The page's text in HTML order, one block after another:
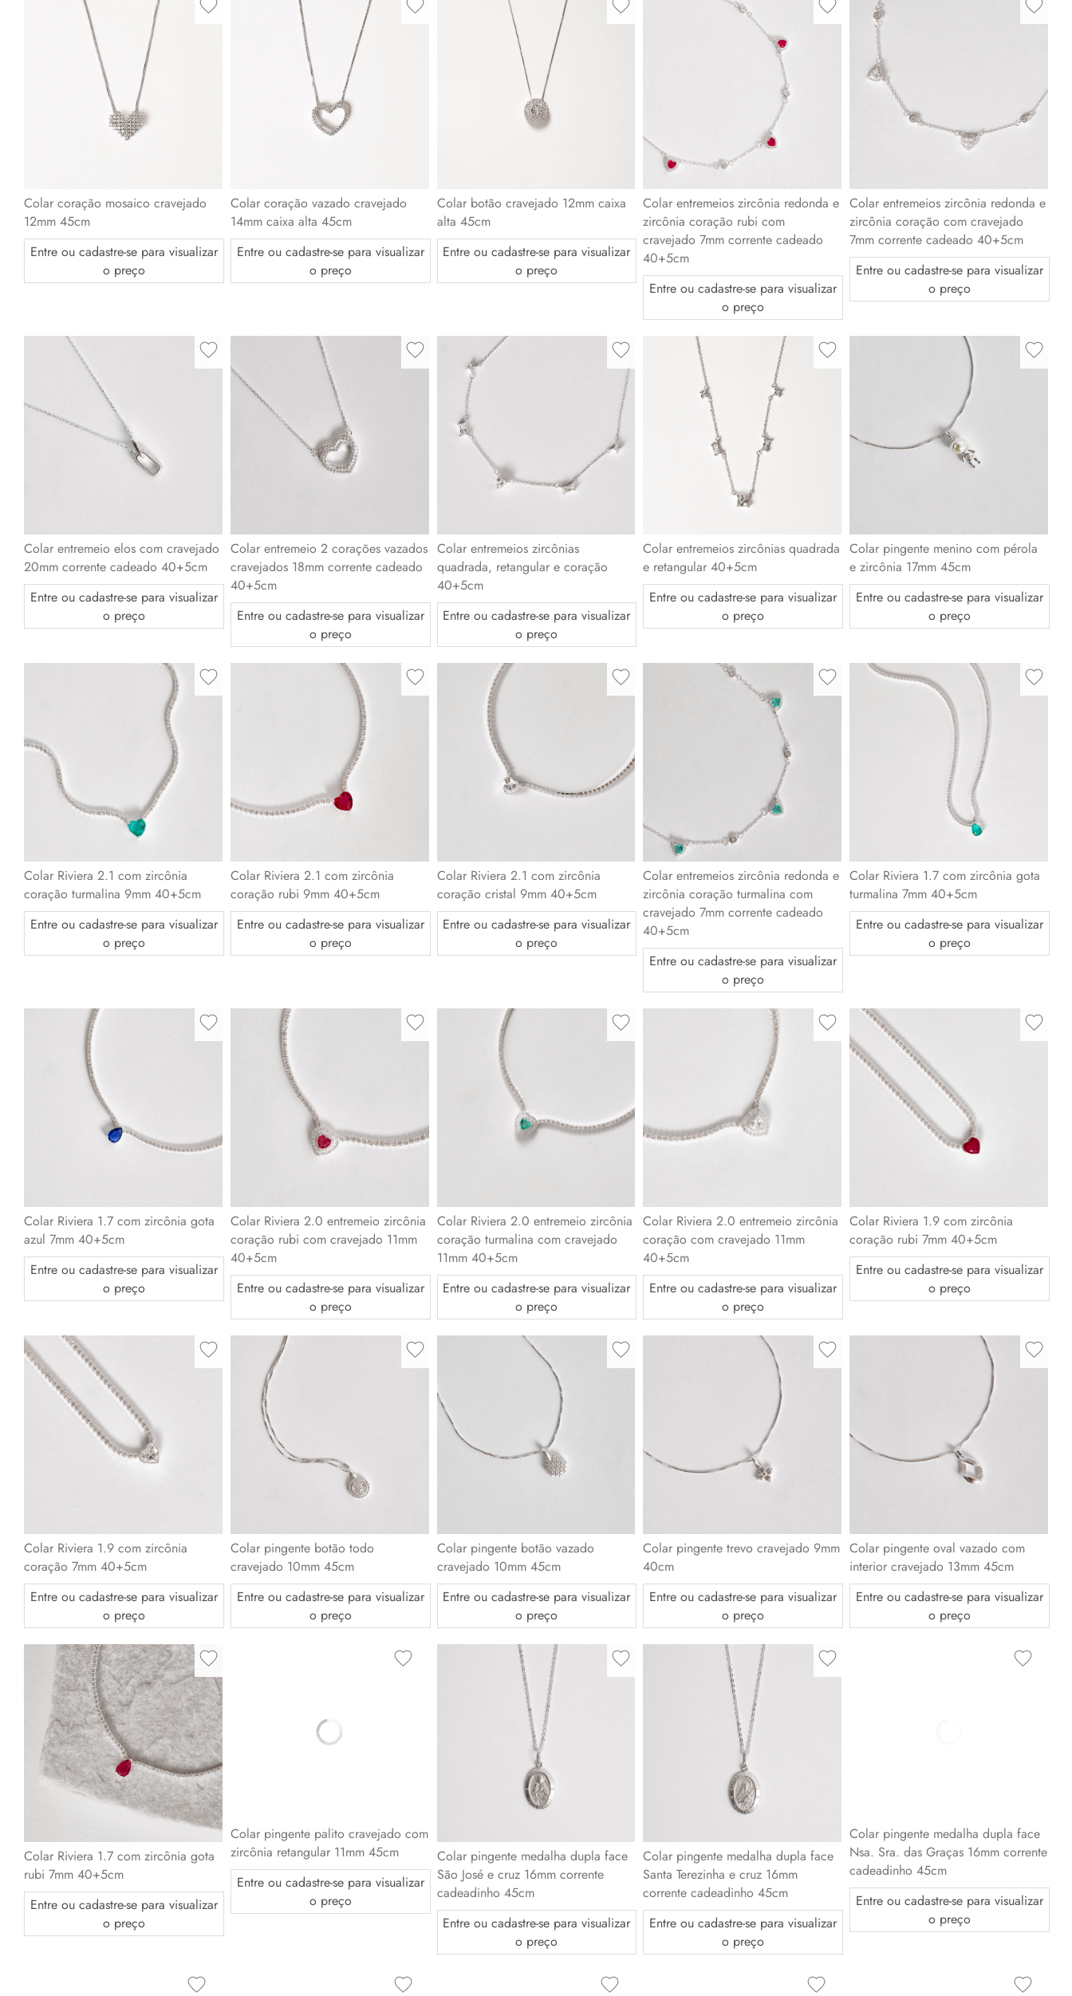
Colar coração mosaico cravejado
12mm 45cm
Entre ou cadastre-se para visualizar
o preço
Colar coração vazado cravejado
14mm caixa alta 45cm
Entre ou cadastre-se para visualizar
o preço
Colar botão cravejado 12mm caixa
alta 45cm
Entre ou cadastre-se para visualizar
o preço
Colar entremeios zircônia redonda e
zircônia coração rubi com
cravejado 7mm corrente cadeado
40+5cm
Entre ou cadastre-se para visualizar
o preço
Colar entremeios zircônia redonda e
zircônia coração com cravejado
7mm corrente cadeado 40+5cm
Entre ou cadastre-se para visualizar
o preço
Colar entremeio elos com cravejado
20mm corrente cadeado 40+5cm
Entre ou cadastre-se para visualizar
o preço
Colar entremeio 2 corações vazados
cravejados 18mm corrente cadeado
40+5cm
Entre ou cadastre-se para visualizar
o preço
Colar entremeios zircônias
quadrada, retangular e coração
40+5cm
Entre ou cadastre-se para visualizar
o preço
Colar entremeios zircônias quadrada
e retangular 40+5cm
Entre ou cadastre-se para visualizar
o preço
Colar pingente menino com pérola
e zircônia 17mm 45cm
Entre ou cadastre-se para visualizar
o preço
Colar Riviera 2.1 com zircônia
coração turmalina 9mm 40+5cm
Entre ou cadastre-se para visualizar
o preço
Colar Riviera 2.1 com zircônia
coração rubi 9mm 40+5cm
Entre ou cadastre-se para visualizar
o preço
Colar Riviera 2.1 com zircônia
coração cristal 9mm 40+5cm
Entre ou cadastre-se para visualizar
o preço
Colar entremeios zircônia redonda e
zircônia coração turmalina com
cravejado 7mm corrente cadeado
40+5cm
Entre ou cadastre-se para visualizar
o preço
Colar Riviera 1.7 com zircônia gota
turmalina 7mm 40+5cm
Entre ou cadastre-se para visualizar
o preço
Colar Riviera 1.7 com zircônia gota
azul 7mm 40+5cm
Entre ou cadastre-se para visualizar
o preço
Colar Riviera 2.0 entremeio zircônia
coração rubi com cravejado 11mm
40+5cm
Entre ou cadastre-se para visualizar
o preço
Colar Riviera 2.0 entremeio zircônia
coração turmalina com cravejado
11mm 40+5cm
Entre ou cadastre-se para visualizar
o preço
Colar Riviera 2.0 entremeio zircônia
coração com cravejado 11mm
40+5cm
Entre ou cadastre-se para visualizar
o preço
Colar Riviera 1.9 com zircônia
coração rubi 7mm 40+5cm
Entre ou cadastre-se para visualizar
o preço
Colar Riviera 1.9 com zircônia
coração 7mm 40+5cm
Entre ou cadastre-se para visualizar
o preço
Colar pingente botão todo
cravejado 10mm 45cm
Entre ou cadastre-se para visualizar
o preço
Colar pingente botão vazado
cravejado 10mm 45cm
Entre ou cadastre-se para visualizar
o preço
Colar pingente trevo cravejado 9mm
40cm
Entre ou cadastre-se para visualizar
o preço
Colar pingente oval vazado com
interior cravejado 13mm 45cm
Entre ou cadastre-se para visualizar
o preço
Colar Riviera 1.7 com zircônia gota
rubi 7mm 40+5cm
Entre ou cadastre-se para visualizar
o preço
Colar pingente palito cravejado com
zircônia retangular 11mm 45cm
Entre ou cadastre-se para visualizar
Colar pingente medalha dupla face
São José e cruz 16mm corrente
cadeadinho 45cm
Entre ou cadastre-se para visualizar
o preço
Colar pingente medalha dupla face
Santa Terezinha e cruz 16mm
corrente cadeadinho 45cm
Entre ou cadastre-se para visualizar
o preço
Colar pingente medalha dupla face
Nsa. Sra. das Graças 16mm corrente
cadeadinho 45cm
Entre ou cadastre-se para visualizar